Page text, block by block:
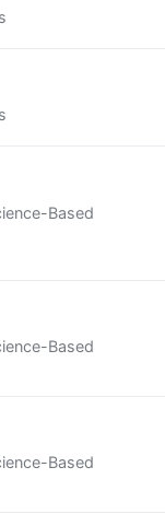
Based
Based
Based